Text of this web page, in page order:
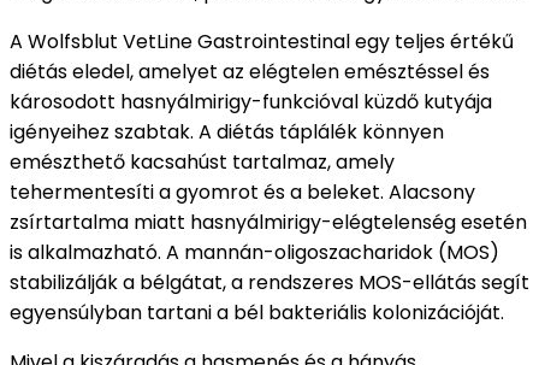
A Wolfsblut VetLine Gastrointestinal egy teljes értékű
diétás eledel, amelyet az elégtelen emésztéssel és
károsodott hasnyálmirigy-funkcióval küzdő kutyája
igényeihez szabtak. A diétás táplálék könnyen
emészthető kacsahúst tartalmaz, amely
tehermentesíti a gyomrot és a beleket. Alacsony
zsírtartalma miatt hasnyálmirigy-elégtelenség esetén
is alkalmazható. A mannán-oligoszacharidok (MOS)
stabilizálják a bélgátat, a rendszeres MOS-ellátás segít
egyensúlyban tartani a bél bakteriális kolonizációját.